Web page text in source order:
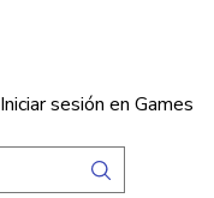
Iniciar sesión en Games